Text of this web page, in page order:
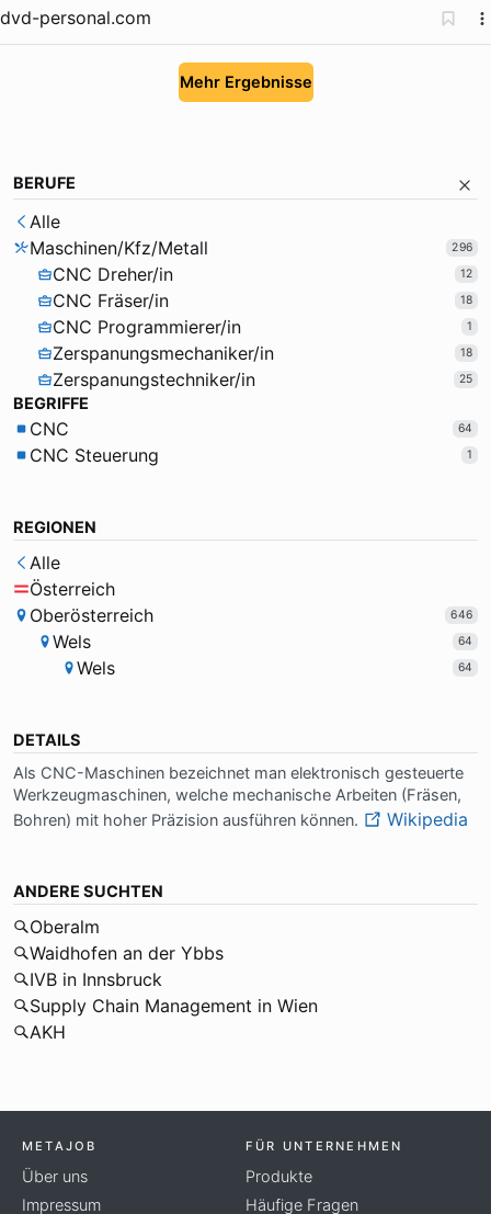
dvd-personal.com
Mehr Ergebnisse
BERUFE
Alle
Maschinen/Kfz/Metall
296
CNC Dreher/in 12
CNC Fräser/in 18
CNC Programmierer/in 1
Zerspanungsmechaniker/in 18
Zerspanungstechniker/in 25
BEGRIFFE
CNC 64
CNC Steuerung 1
REGIONEN
Alle
Österreich
Oberösterreich
646
Wels 64
Wels 64
DETAILS
Als CNC-Ma­schi­nen be­zeich­net man elek­tro­nisch ge­steu­er­te
Werk­zeug­ma­schi­nen, wel­che me­cha­ni­sche Ar­bei­ten (Frä­sen,
Boh­ren) mit ho­her Prä­zi­si­on aus­füh­ren kön­nen.
Wikipedia
ANDERE SUCHTEN
Oberalm
Waidhofen an der Ybbs
IVB in Innsbruck
Supply Chain Management in Wien
AKH
METAJOB
Über uns
Impressum
FÜR UNTERNEHMEN
Produkte
Häufige Fragen